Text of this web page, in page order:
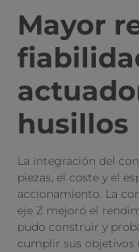
Mayor
husillos
La integración del
piezas, el coste y el
accionamiento. La
eje Z mejoró el
pudo construir y
cumplir sus